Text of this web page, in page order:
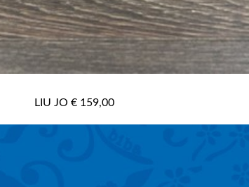
LIU JO € 159,00